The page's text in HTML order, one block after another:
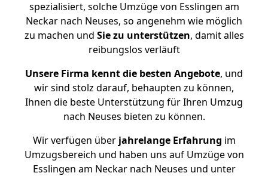
spezialisiert, solche Umzüge von Esslingen am
Neckar nach Neuses, so angenehm wie möglich
zu machen und Sie zu unterstützen, damit alles
reibungslos verläuft
Unsere Firma kennt die besten Angebote, und
wir sind stolz darauf, behaupten zu können,
Ihnen die beste Unterstützung für Ihren Umzug
nach Neuses bieten zu können.
Wir verfügen überjahrelange Erfahrung im
Umzugsbereich und haben uns auf Umzüge von
Esslingen am Neckar nach Neuses und unter